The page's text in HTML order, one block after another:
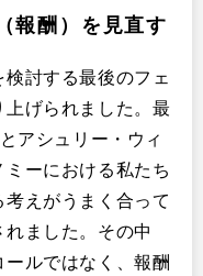
報酬）を見直す
討する最後のフェ
上げられました。最
アシュリー・ウィ
ーにおける私たち
えがうまく合って
ました。その中
ルではなく、報酬